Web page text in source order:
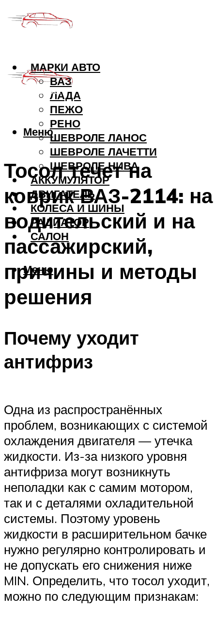
МАРКИ АВТО
ВАЗ
ЛАДА
ПЕЖО
РЕНО
ШЕВРОЛЕ ЛАНОС
ШЕВРОЛЕ ЛАЧЕТТИ
ШЕВРОЛЕ НИВА
АККУМУЛЯТОР
ДВИГАТЕЛЬ
КОЛЕСА И ШИНЫ
РАДИАТОР
САЛОН
Меню
Меню
Тосол течет на
коврик ВАЗ-2114: на
водительский и на
пассажирский,
причины и методы
решения
Почему уходит
антифриз
Одна из распространённых
проблем, возникающих с системой
охлаждения двигателя — утечка
жидкости. Из-за низкого уровня
антифриза могут возникнуть
неполадки как с самим мотором,
так и с деталями охладительной
системы. Поэтому уровень
жидкости в расширительном бачке
нужно регулярно контролировать и
не допускать его снижения ниже
MIN. Определить, что тосол уходит,
можно по следующим признакам: